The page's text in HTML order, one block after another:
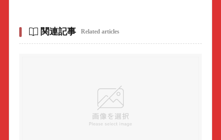
関連記事 Related articles